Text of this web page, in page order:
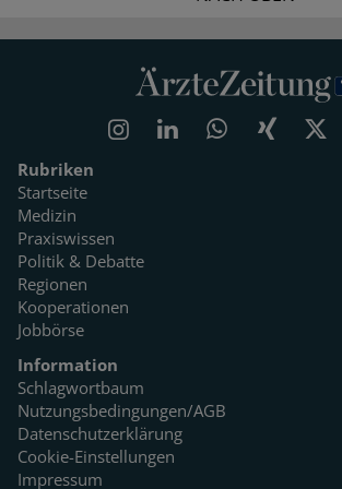
Rubriken
Startseite
Medizin
Praxiswissen
Politik & Debatte
Regionen
Kooperationen
Jobbörse
Information
Schlagwortbaum
Nutzungsbedingungen/AGB
Datenschutzerklärung
Cookie-Einstellungen
Impressum